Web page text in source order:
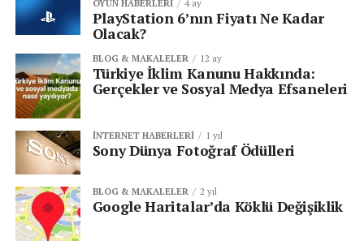
OYUN HABERLERI 4 ay
PlayStation 6’nın Fiyatı Ne Kadar
Olacak?
BLOG & MAKALELER 12 ay
Türkiye İklim Kanunu Hakkında:
Gerçekler ve Sosyal Medya Efsaneleri
İNTERNET HABERLERI 1 yıl
Sony Dünya Fotoğraf Ödülleri
BLOG & MAKALELER 2 yıl
Google Haritalar’da Köklü Değişiklik